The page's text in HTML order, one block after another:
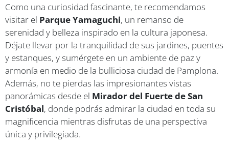
Como una curiosidad fascinante, te recomendamos
visitar el Parque Yamaguchi, un remanso de
serenidad y belleza inspirado en la cultura japonesa.
Déjate llevar por la tranquilidad de sus jardines, puentes
y estanques, y sumérgete en un ambiente de paz y
armonía en medio de la bulliciosa ciudad de Pamplona.
Además, no te pierdas las impresionantes vistas
panorámicas desde el Mirador del Fuerte de San
Cristóbal, donde podrás admirar la ciudad en toda su
magnificencia mientras disfrutas de una perspectiva
única y privilegiada.